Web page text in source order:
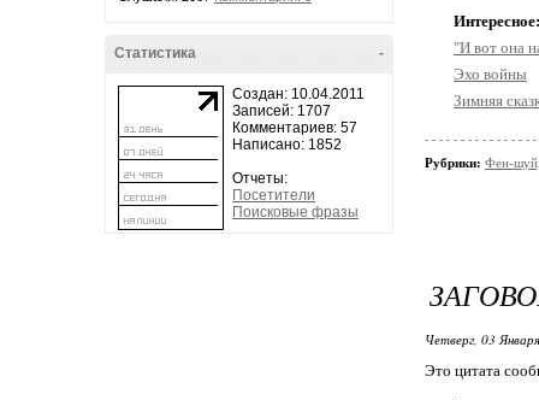
-
Статистика
Создан: 10.04.2011
Записей: 1707
Комментариев: 57
Написано: 1852
Отчеты:
Посетители
Поисковые фразы
Интересное:
"И вот она
Эхо войны
Зимняя
Рубрики: Фен-
Четверг, 03
Это цитата